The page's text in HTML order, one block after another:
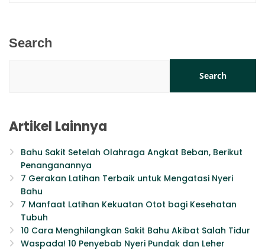
Search
Search
Artikel Lainnya
Bahu Sakit Setelah Olahraga Angkat Beban, Berikut
Penanganannya
7 Gerakan Latihan Terbaik untuk Mengatasi Nyeri
Bahu
7 Manfaat Latihan Kekuatan Otot bagi Kesehatan
Tubuh
10 Cara Menghilangkan Sakit Bahu Akibat Salah Tidur
Waspada! 10 Penyebab Nyeri Pundak dan Leher​